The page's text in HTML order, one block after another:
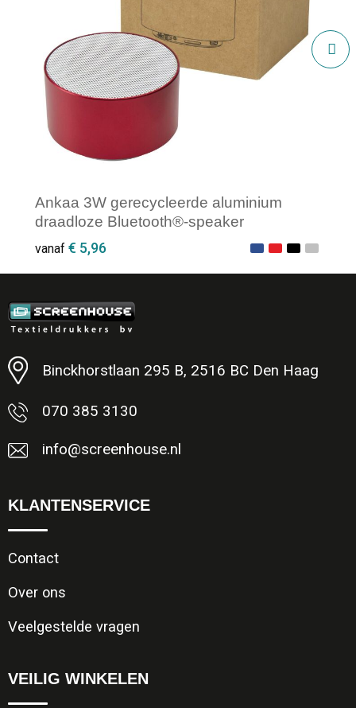
Ankaa 3W gerecycleerde aluminium
draadloze Bluetooth®-speaker
vanaf € 5,96
Minimale afname: 1
Binckhorstlaan 295 B, 2516 BC Den Haag
070 385 3130
info@screenhouse.nl
KLANTENSERVICE
Contact
Over ons
Veelgestelde vragen
VEILIG WINKELEN